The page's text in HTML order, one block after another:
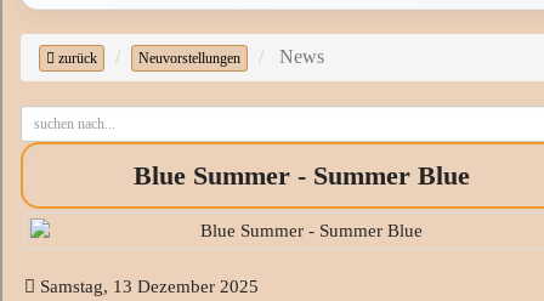
zurück Neuvorstellungen News
Blue Summer - Summer Blue
Samstag, 13 Dezember 2025